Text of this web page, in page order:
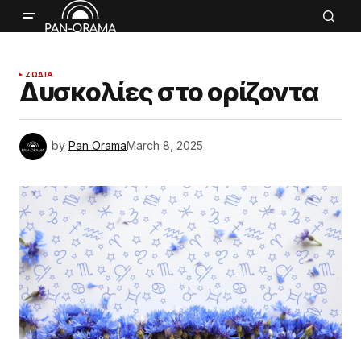
ΖΏΔΙΑ
Δυσκολίες στο ορίζοντα
by Pan OramaMarch 8, 2025